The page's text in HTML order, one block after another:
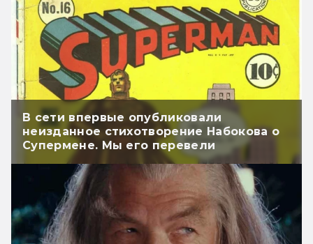
В сети впервые опубликовали
неизданное стихотворение Набокова о
Супермене. Мы его перевели